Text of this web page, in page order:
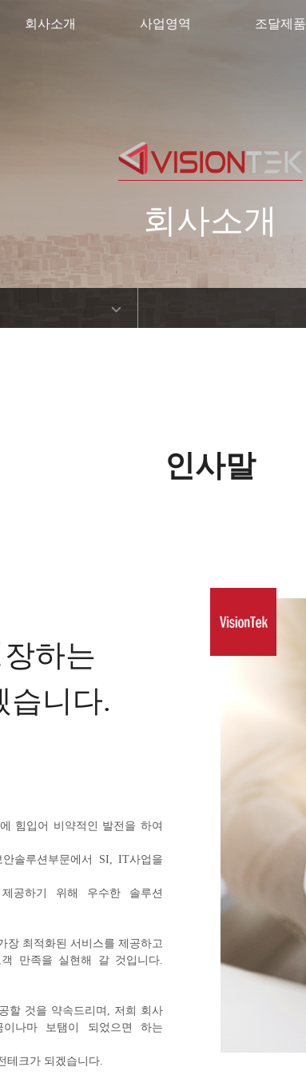
회사소개 사업영역 조달제품
회사소개
인사말
하는
습니다.
힘입어 비약적인 발전을 하여
솔루션부문에서 SI, IT사업을
공하기 위해 우수한 솔루션
장 최적화된 서비스를 제공하고
만족을 실현해 갈 것입니다.
할 것을 약속드리며, 저희 회사
나마 보탬이 되었으면 하는
테크가 되겠습니다.